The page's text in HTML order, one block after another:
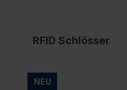
RFID Schlösser
NEU